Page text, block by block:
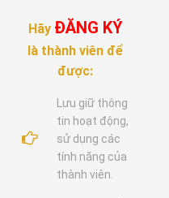
Hãy ĐĂNG KÝ
là thành viên để
được:
Lưu giữ thông
tin hoạt động,
sử dụng các
tính năng của
thành viên.